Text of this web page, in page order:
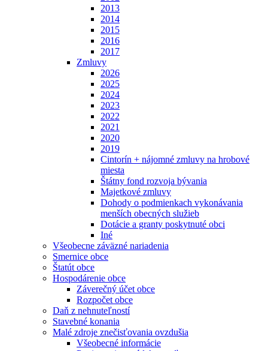
2013
2014
2015
2016
2017
Zmluvy
2026
2025
2024
2023
2022
2021
2020
2019
Cintorín + nájomné zmluvy na hrobové
miesta
Štátny fond rozvoja bývania
Majetkové zmluvy
Dohody o podmienkach vykonávania
menších obecných služieb
Dotácie a granty poskytnuté obci
Iné
Všeobecne záväzné nariadenia
Smernice obce
Štatút obce
Hospodárenie obce
Záverečný účet obce
Rozpočet obce
Daň z nehnuteľností
Stavebné konania
Malé zdroje znečisťovania ovzdušia
Všeobecné informácie